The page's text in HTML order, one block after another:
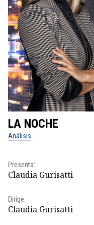
LA NOCHE
Análisis
Presenta:
Claudia Gurisatti
Dirige:
Claudia Gurisatti